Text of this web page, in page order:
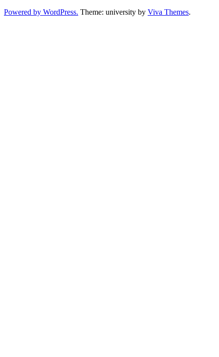
Powered by WordPress. Theme: university by Viva Themes.